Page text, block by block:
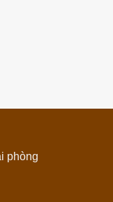
phòng